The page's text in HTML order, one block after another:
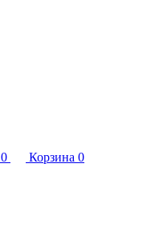
0 Корзина 0